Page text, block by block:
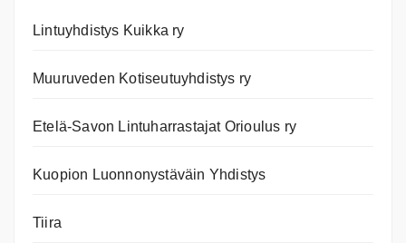
Lintuyhdistys Kuikka ry
Muuruveden Kotiseutuyhdistys ry
Etelä-Savon Lintuharrastajat Orioulus ry
Kuopion Luonnonystäväin Yhdistys
Tiira